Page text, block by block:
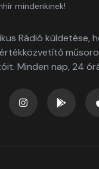
mindenkinek!
Rádió küldetése,
Minden nap, 24